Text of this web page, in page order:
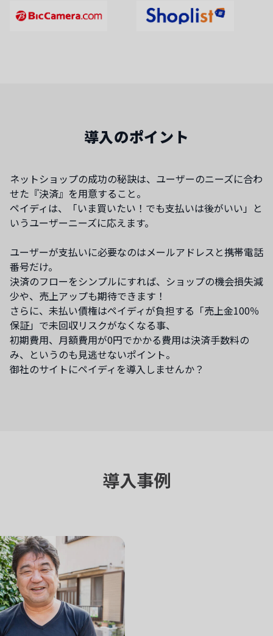
導入のポイント
ネットショップの成功の秘訣は、ユーザーのニーズに合わ
せた『決済』を用意すること。
ペイディは、「いま買いたい！でも支払いは後がいい」と
いうユーザーニーズに応えます。
ユーザーが支払いに必要なのはメールアドレスと携帯電話
番号だけ。
決済のフローをシンプルにすれば、ショップの機会損失減
少や、売上アップも期待できます！
さらに、未払い債権はペイディが負担する「売上金100％
保証」で未回収リスクがなくなる事、
初期費用、月額費用が0円でかかる費用は決済手数料の
み、というのも見逃せないポイント。
御社のサイトにペイディを導入しませんか？
導入事例